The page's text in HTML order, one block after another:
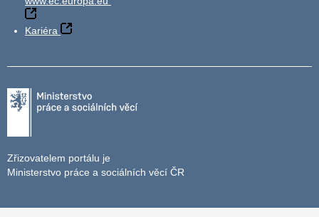
Kariéra
Zřizovatelem portálu je
Ministerstvo práce a sociálních věcí ČR